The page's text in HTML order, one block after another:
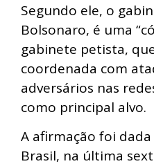
Segundo ele, o
Bolsonaro, é uma
gabinete petista,
coordenada com
adversários nas
como principal alvo.
A afirmação foi
Brasil, na última